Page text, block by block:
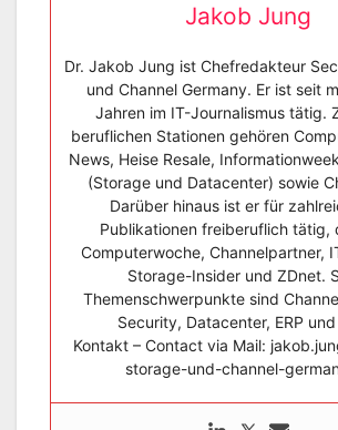
Jakob Jung
Dr. Jakob Jung ist Chefredakteur
und Channel Germany. Er ist seit
Jahren im IT-Journalismus tätig.
beruflichen Stationen gehören
News, Heise Resale,
(Storage und Datacenter) sowie
Darüber hinaus ist er für
Publikationen freiberuflich tätig,
Computerwoche, Channelpartner,
Storage-Insider und ZDnet.
Themenschwerpunkte sind
Security, Datacenter, ERP und
Kontakt – Contact via Mail:
storage-und-channel-